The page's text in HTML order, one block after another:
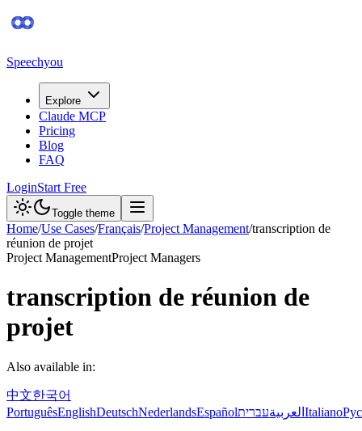
Speechyou
Explore
Claude MCP
Pricing
Blog
FAQ
LoginStart Free
Toggle theme
Home/Use Cases/Français/Project Management/transcription de
réunion de projet
Project ManagementProject Managers
transcription de réunion de
projet
Also available in:
中文한국어
PortuguêsEnglishDeutschNederlandsEspañol العربيةעברית Italiano